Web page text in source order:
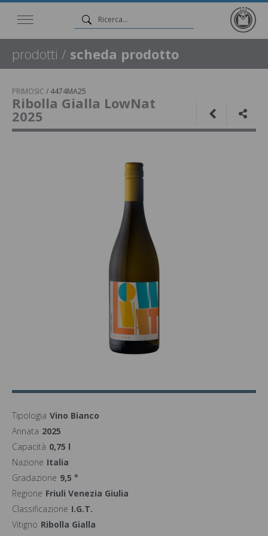
prodotti / scheda prodotto
PRIMOSIC / 4474MA25
Ribolla Gialla LowNat
2025
Tipologia Vino Bianco
Annata 2025
Capacità 0,75 l
Nazione Italia
Gradazione 9,5 °
Regione Friuli Venezia Giulia
Classificazione I.G.T.
Vitigno Ribolla Gialla